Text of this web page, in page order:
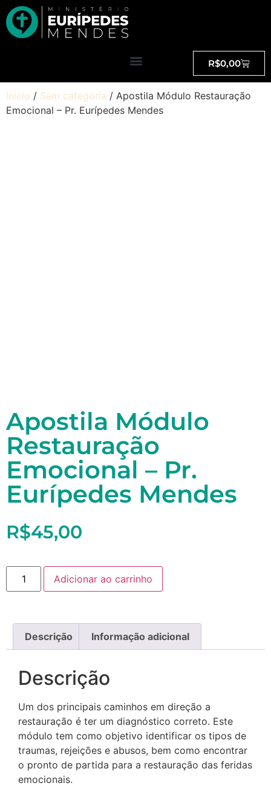
R$0,00
Início / Sem categoria / Apostila Módulo Restauração
Emocional – Pr. Eurípedes Mendes
Apostila Módulo
Restauração
Emocional – Pr.
Eurípedes Mendes
R$45,00
Adicionar ao carrinho
Descrição Informação adicional
Descrição
Um dos principais caminhos em direção a
restauração é ter um diagnóstico correto. Este
módulo tem como objetivo identificar os tipos de
traumas, rejeições e abusos, bem como encontrar
o pronto de partida para a restauração das feridas
emocionais.